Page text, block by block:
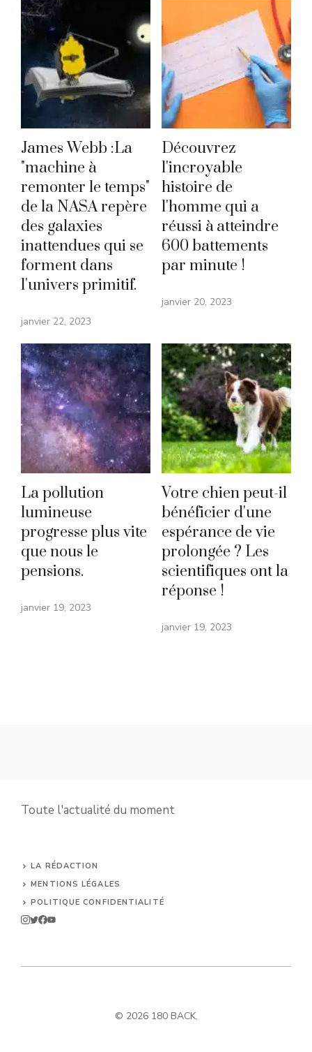
James Webb :La
"machine à
remonter le temps"
de la NASA repère
des galaxies
inattendues qui se
forment dans
l'univers primitif.
janvier 22, 2023
Découvrez
l'incroyable
histoire de
l'homme qui a
réussi à atteindre
600 battements
par minute !
janvier 20, 2023
La pollution
lumineuse
progresse plus vite
que nous le
pensions.
janvier 19, 2023
Votre chien peut-il
bénéficier d'une
espérance de vie
prolongée ? Les
scientifiques ont la
réponse !
janvier 19, 2023
Toute l'actualité du moment
LA RÉDACTION
MENTIONS LÉGALES
POLITIQUE CONFIDENTIALITÉ
© 2026 180 BACK.